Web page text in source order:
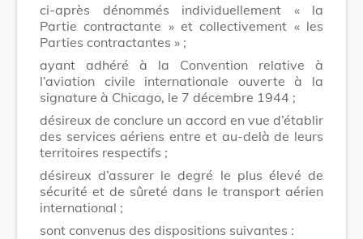
ci-après dénommés individuellement « la
Partie contractante » et collectivement « les
Parties contractantes » ;
ayant adhéré à la Convention relative à
l’aviation civile internationale ouverte à la
signature à Chicago, le 7 décembre 1944 ;
désireux de conclure un accord en vue d’établir
des services aériens entre et au-delà de leurs
territoires respectifs ;
désireux d’assurer le degré le plus élevé de
sécurité et de sûreté dans le transport aérien
international ;
sont convenus des dispositions suivantes :